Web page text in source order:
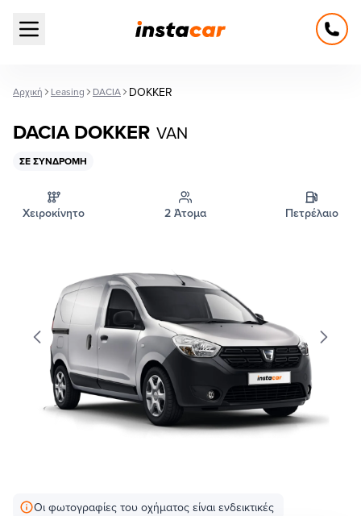
Open main menu
Αρχική Leasing DACIA DOKKER
DACIA DOKKER VAN
ΣΕ ΣΥΝΔΡΟΜΉ
Χειροκίνητο 2 Άτομα Πετρέλαιο
Οι φωτογραφίες του οχήματος είναι ενδεικτικές